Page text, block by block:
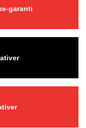
garanti